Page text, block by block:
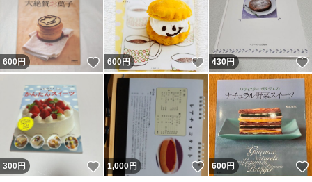
600円 いいね！
600円 いいね！
430円
300円 いいね！
1,000円 いいね！
600円